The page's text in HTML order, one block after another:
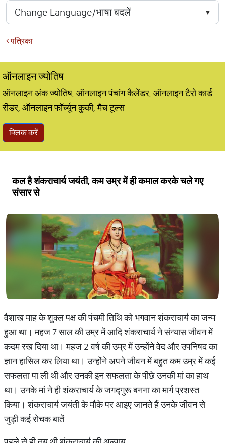
पत्रिका
ऑनलाइन ज्योतिष
ऑनलाइन अंक ज्योतिष, ऑनलाइन पंचांग कैलेंडर, ऑनलाइन टैरो कार्ड
रीडर, ऑनलाइन फॉर्च्यून कुकी, मैच टूल्स
क्लिक करें
कल है शंकराचार्य जयंती, कम उम्र में ही कमाल करके चले गए
संसार से
वैशाख माह के शुक्ल पक्ष की पंचमी तिथि को भगवान शंकराचार्य का जन्म
हुआ था। महज 7 साल की उम्र में आदि शंकराचार्य ने संन्यास जीवन में
कदम रख दिया था। महज 2 वर्ष की उम्र में उन्होंने वेद और उपनिषद का
ज्ञान हासिल कर लिया था। उन्होंने अपने जीवन में बहुत कम उम्र में कई
सफलता पा ली थी और उनकी इन सफलता के पीछे उनकी मां का हाथ
था। उनके मां ने ही शंकराचार्य के जगद्गुरू बनना का मार्ग प्रशस्त
किया। शंकराचार्य जयंती के मौके पर आइए जानते हैं उनके जीवन से
जुड़ी कई रोचक बातें…